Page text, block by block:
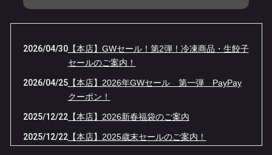
2026/04/30【本店】GWセール！第2弾！冷凍商品・生餃子
セールのご案内！
2026/04/25【本店】2026年GWセール 第一弾 PayPay
クーポン！
2025/12/22【本店】2026新春福袋のご案内
2025/12/22【本店】2025歳末セールのご案内！